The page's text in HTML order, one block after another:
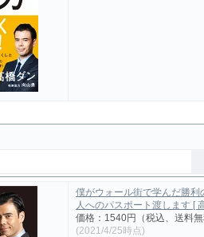
僕がウォール街で学んだ勝利
人へのパスポート渡します [
価格：1540円（税込、送料
(2021/4/25時点)